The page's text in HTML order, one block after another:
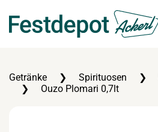
Zum Hauptinhalt springen
Getränke Spirituosen
Ouzo Plomari 0,7lt